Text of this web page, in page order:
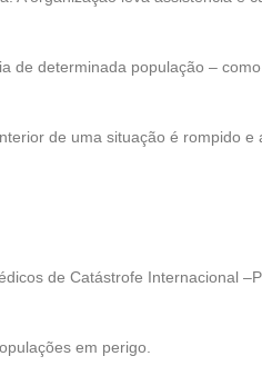
determinada população –
de uma situação é rompido e
de Catástrofe Internacional
em perigo.